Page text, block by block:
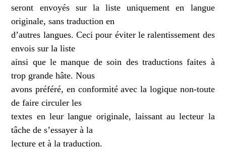
seront envoyés sur la liste uniquement en langue
originale, sans traduction en
d’autres langues. Ceci pour éviter le ralentissement des
envois sur la liste
ainsi que le manque de soin des traductions faites à
trop grande hâte. Nous
avons préféré, en conformité avec la logique non-toute
de faire circuler les
textes en leur langue originale, laissant au lecteur la
tâche de s’essayer à la
lecture et à la traduction.